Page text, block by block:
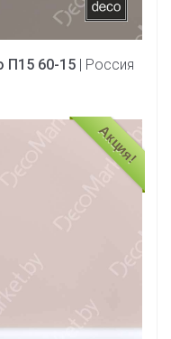
П15 60-15
| Россия
Акция!